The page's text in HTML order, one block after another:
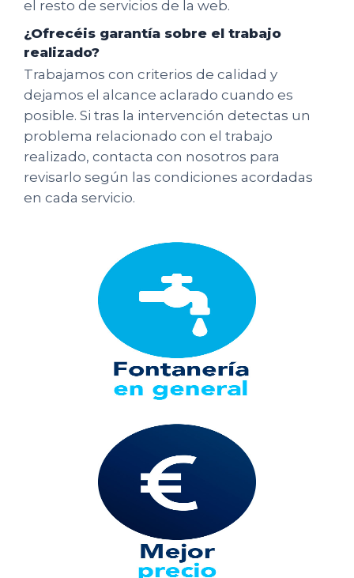
el resto de servicios de la web.
¿Ofrecéis garantía sobre el trabajo
realizado?
Trabajamos con criterios de calidad y
dejamos el alcance aclarado cuando es
posible. Si tras la intervención detectas un
problema relacionado con el trabajo
realizado, contacta con nosotros para
revisarlo según las condiciones acordadas
en cada servicio.